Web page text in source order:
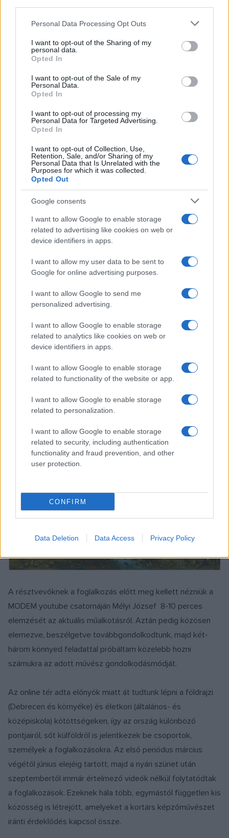
Please note that this website/app uses one or more Google
not limited to your visit or usage behaviour. You may click to
grant or deny consent to Google and its third-party tags to
use your data for below specified purposes in below Google
consent section.
Personal Data Processing Opt Outs
I want to opt-out of the Sharing of my
personal data.
Opted In
I want to opt-out of the Sale of my
Personal Data.
Opted In
I want to opt-out of processing my
Personal Data for Targeted Advertising.
Opted In
I want to opt-out of Collection, Use,
Retention, Sale, and/or Sharing of my
Personal Data that Is Unrelated with the
Purposes for which it was collected.
Opted Out
Google consents
I want to allow Google to enable storage
related to advertising like cookies on web or
device identifiers in apps.
I want to allow my user data to be sent to
Google for online advertising purposes.
I want to allow Google to send me
personalized advertising.
I want to allow Google to enable storage
related to analytics like cookies on web or
device identifiers in apps.
I want to allow Google to enable storage
related to functionality of the website or app.
I want to allow Google to enable storage
related to personalization.
I want to allow Google to enable storage
related to security, including authentication
functionality and fraud prevention, and other
user protection.
CONFIRM
Data Deletion Data Access Privacy Policy
A projektet Mélyi Józseffel és Szabics Ágnessel közösen
csináljuk. Lényege, hogy az 1989–2019 közötti időszak
minden évéből kiválasztunk egy-egy hazai művésztől egy
művészettörténészek és elméleti szakemberek kb. 10 ezer
karakteres elemzéseket írnak. A műveket a MODEM egy-
két hónapra kiállítja. Minden tárlathoz a szövegekre épülő
részeként márciusban nyílt egy nyolc művet bemutató
előkészíti a 2021 végére tervezett tárlatot, amelyen
egyszerre mutatjuk majd be az összes kiválasztott munkát.
A kiállítást a tavaszi járványügyi helyzet miatt néhány nap
után be kellett zárnia az intézménynek, ezért arra
kényszerültünk, hogy kitaláljuk, hogyan tudnánk online is
megtartani a művészetpedagógiai foglalkozásokat. Egy
rövid tesztidőszak után március végén kezdtem el élesben
is az online foglalkozásokat.
A résztvevőknek a foglalkozás előtt meg kellett nézniük a
MODEM youtube csatornáján Mélyi József 8-10 perces
elemzését az aktuális műalkotásról. Aztán pedig közösen
elemezve, beszélgetve továbbgondolkodtunk, majd két-
három könnyed feladattal próbáltam közelebb hozni
számukra az adott művész gondolkodásmódját.
Az online tér adta előnyök miatt át tudtunk lépni a földrajzi
(Debrecen és környéke) és életkori (általános- és
középiskola) kötöttségeken, így az ország különböző
pontjairól, sőt külföldről is jelentkezek be csoportok,
személyek a foglalkozásokra. Az első periódus március
végétől június elejéig tartott, majd a nyári szünet után
szeptembertől immár értelmező videók nélkül folytatódtak
a foglalkozások. Ezeknek hála több, egymástól független kis
közösség is létrejött, amelyeket a kortárs képzőművészet
iránti érdeklődés kapcsol össze.